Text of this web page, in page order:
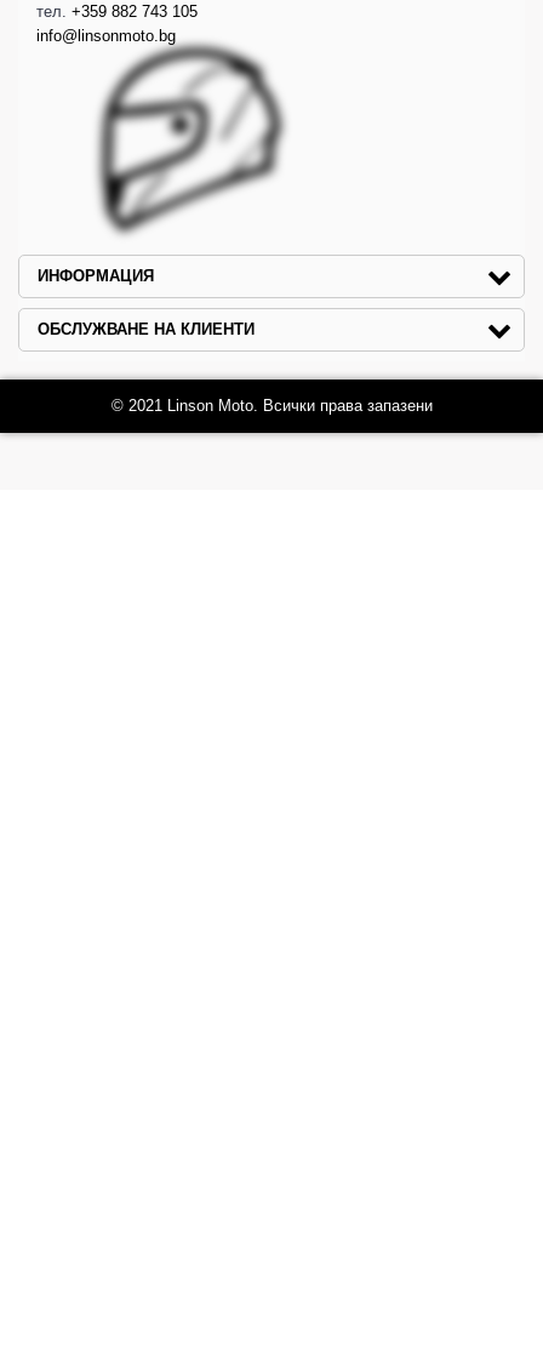
тел. +359 882 743 105
info@linsonmoto.bg
ИНФОРМАЦИЯ
ОБСЛУЖВАНЕ НА КЛИЕНТИ
© 2021 Linson Moto. Всички права запазени